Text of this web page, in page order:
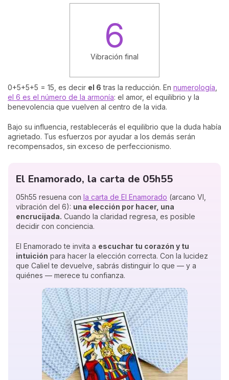
6
Vibración final
0+5+5+5 = 15, es decir el 6 tras la reducción. En numerología
el 6 es el número de la armonía: el amor, el equilibrio y la
benevolencia que vuelven al centro de la vida.
Bajo su influencia, restablecerás el equilibrio que la duda había
agrietado. Tus esfuerzos por ayudar a los demás serán
recompensados, sin exceso de perfeccionismo.
El Enamorado, la carta de 05h55
05h55 resuena con la carta de El Enamorado (arcano VI,
vibración del 6): una elección por hacer, una
encrucijada. Cuando la claridad regresa, es posible
decidir con conciencia.
El Enamorado te invita a escuchar tu corazón y tu
intuición para hacer la elección correcta. Con la lucidez
que Caliel te devuelve, sabrás distinguir lo que — y a
quiénes — merece tu confianza.